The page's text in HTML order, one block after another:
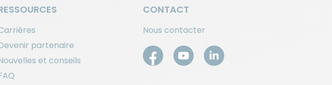
partenaire
et conseils
CONTACT
Nous contacter